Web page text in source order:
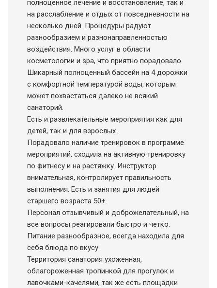
полноценное лечение и восстановление, так и
на расслабление и отдых от повседневности на
несколько дней. Процедуры радуют
разнообразием и разнонаправленностью
воздействия. Много услуг в области
косметологии и spa, что приятно порадовало.
Шикарный полноценный бассейн на 4 дорожки
с комфортной температурой воды, которым
может похвастаться далеко не всякий
санаторий.
Есть и развлекательные мероприятия как для
детей, так и для взрослых.
Порадовало наличие тренировок в программе
мероприятий, сходила на активную тренировку
по фитнесу и на растяжку. Инструктор
внимательная, контролирует правильность
выполнения. Есть и занятия для людей
старшего возраста 50+.
Персонал отзывчивый и доброжелательный, на
все вопросы реагировали быстро и четко.
Питание разнообразное, всегда находила для
себя блюда по вкусу.
Территория санатория ухоженная,
облагороженная тропинкой для прогулок и
лавочками-качелями, так же есть площадки